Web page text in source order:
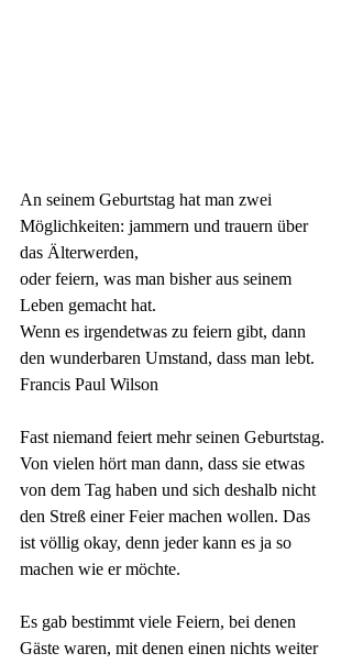
An seinem Geburtstag hat man zwei
Möglichkeiten: jammern und trauern über
das Älterwerden,
oder feiern, was man bisher aus seinem
Leben gemacht hat.
Wenn es irgendetwas zu feiern gibt, dann
den wunderbaren Umstand, dass man lebt.
Francis Paul Wilson
Fast niemand feiert mehr seinen Geburtstag.
Von vielen hört man dann, dass sie etwas
von dem Tag haben und sich deshalb nicht
den Streß einer Feier machen wollen. Das
ist völlig okay, denn jeder kann es ja so
machen wie er möchte.
Es gab bestimmt viele Feiern, bei denen
Gäste waren, mit denen einen nichts weiter